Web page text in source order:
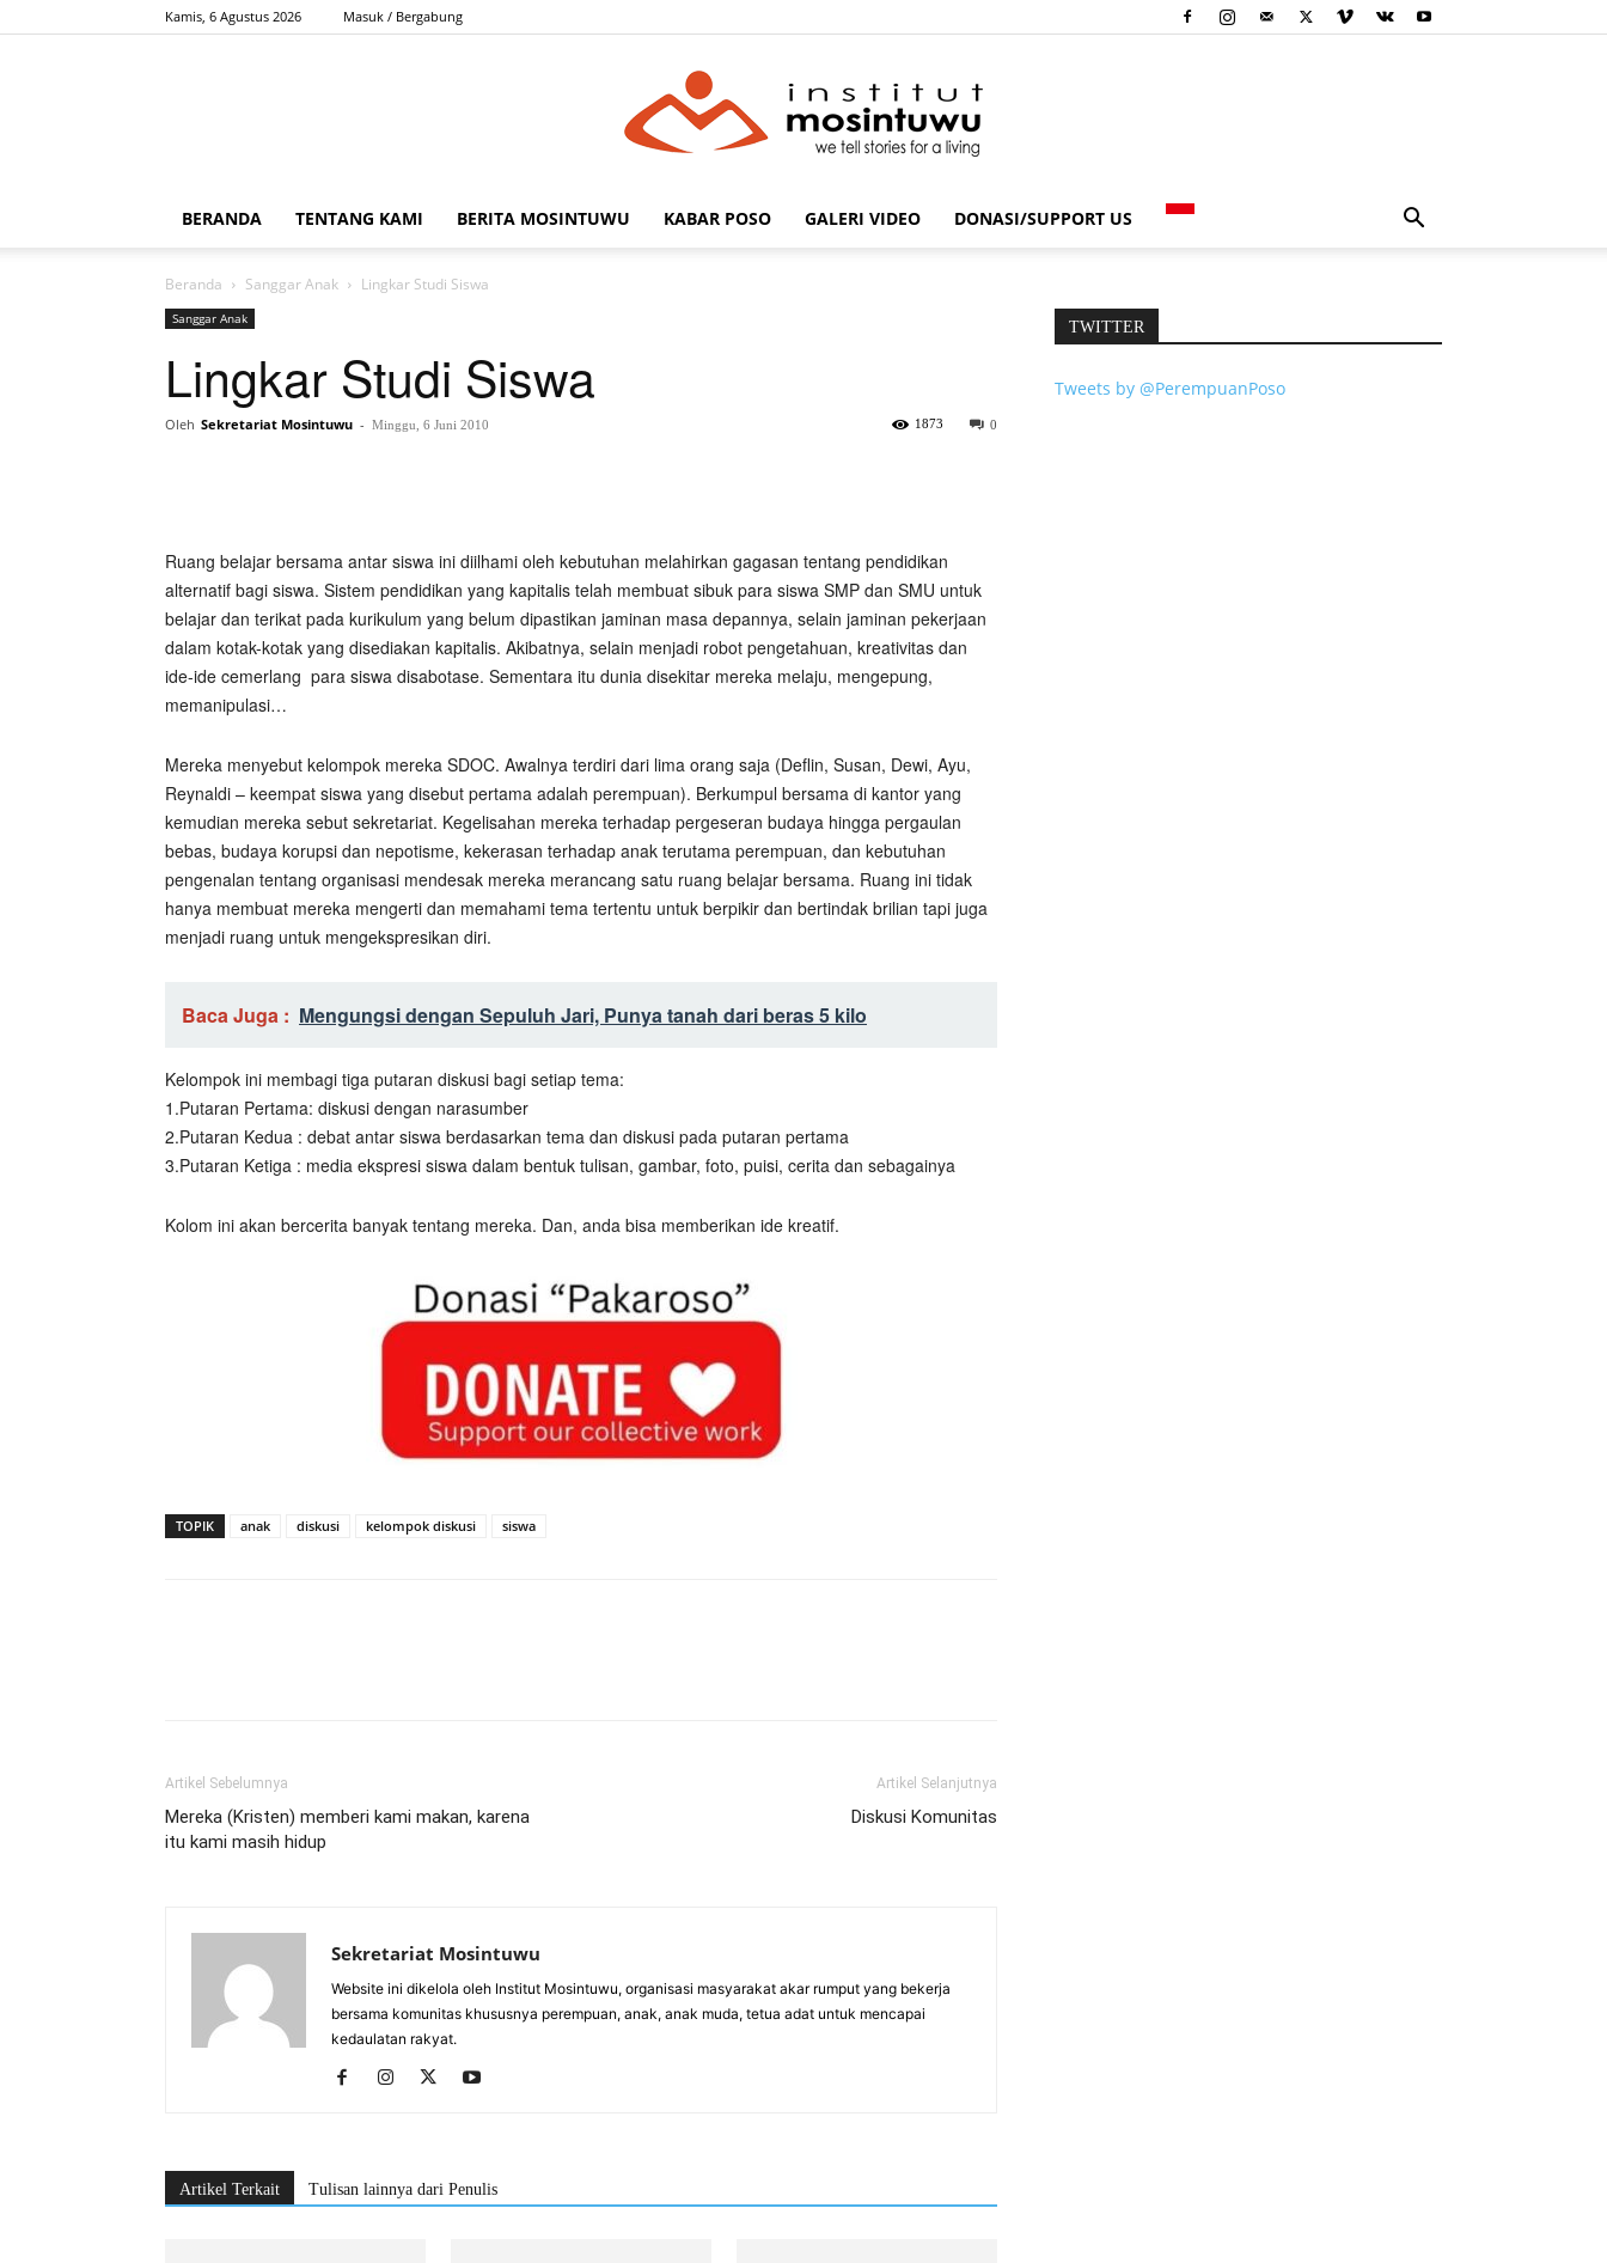
Kamis, 6 Agustus 2026 Masuk / Bergabung
BERANDA TENTANG KAMI BERITA MOSINTUWU KABAR POSO GALERI VIDEO DONASI/SUPPORT US
Beranda Sanggar Anak Lingkar Studi Siswa
Sanggar Anak
Lingkar Studi Siswa
Oleh Sekretariat Mosintuwu - Minggu, 6 Juni 2010 0
1873
Ruang belajar bersama antar siswa ini diilhami oleh kebutuhan melahirkan gagasan tentang pendidikan
alternatif bagi siswa. Sistem pendidikan yang kapitalis telah membuat sibuk para siswa SMP dan SMU untuk
belajar dan terikat pada kurikulum yang belum dipastikan jaminan masa depannya, selain jaminan pekerjaan
dalam kotak-kotak yang disediakan kapitalis. Akibatnya, selain menjadi robot pengetahuan, kreativitas dan
ide-ide cemerlang para siswa disabotase. Sementara itu dunia disekitar mereka melaju, mengepung,
memanipulasi…
Mereka menyebut kelompok mereka SDOC. Awalnya terdiri dari lima orang saja (Deflin, Susan, Dewi, Ayu,
Reynaldi – keempat siswa yang disebut pertama adalah perempuan). Berkumpul bersama di kantor yang
kemudian mereka sebut sekretariat. Kegelisahan mereka terhadap pergeseran budaya hingga pergaulan
bebas, budaya korupsi dan nepotisme, kekerasan terhadap anak terutama perempuan, dan kebutuhan
pengenalan tentang organisasi mendesak mereka merancang satu ruang belajar bersama. Ruang ini tidak
hanya membuat mereka mengerti dan memahami tema tertentu untuk berpikir dan bertindak brilian tapi juga
menjadi ruang untuk mengekspresikan diri.
Baca Juga : Mengungsi dengan Sepuluh Jari, Punya tanah dari beras 5 kilo
Kelompok ini membagi tiga putaran diskusi bagi setiap tema:
1.Putaran Pertama: diskusi dengan narasumber
2.Putaran Kedua : debat antar siswa berdasarkan tema dan diskusi pada putaran pertama
3.Putaran Ketiga : media ekspresi siswa dalam bentuk tulisan, gambar, foto, puisi, cerita dan sebagainya
Kolom ini akan bercerita banyak tentang mereka. Dan, anda bisa memberikan ide kreatif.
TOPIK anak diskusi kelompok diskusi siswa
Artikel Sebelumnya
Mereka (Kristen) memberi kami makan, karena
itu kami masih hidup
Artikel Selanjutnya
Diskusi Komunitas
Sekretariat Mosintuwu
Website ini dikelola oleh Institut Mosintuwu, organisasi masyarakat akar rumput yang bekerja
bersama komunitas khususnya perempuan, anak, anak muda, tetua adat untuk mencapai
kedaulatan rakyat.
Artikel Terkait Tulisan lainnya dari Penulis
TWITTER
Tweets by @PerempuanPoso